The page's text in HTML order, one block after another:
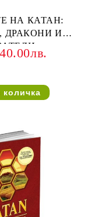
НА КАТАН:
ДРАКОНИ И
40.00лв.